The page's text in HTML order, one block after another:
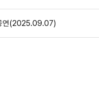
연(2025.09.07)